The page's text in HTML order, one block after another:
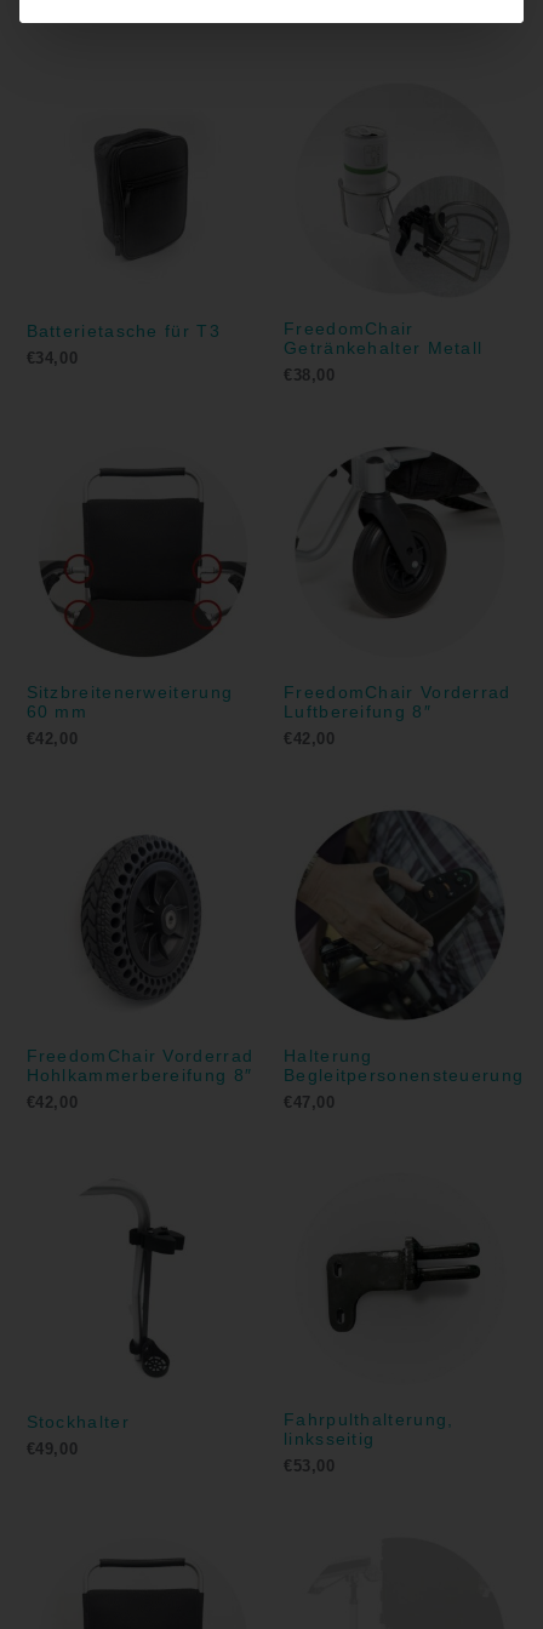
Batterietasche für T3
€34,00
FreedomChair
Getränkehalter Metall
€ 38,00
Sitzbreitenerweiterung
60 mm
€42,00
FreedomChair Vorderrad
Luftbereifung 8″
€42,00
FreedomChair Vorderrad
Hohlkammerbereifung 8″
€42,00
Halterung
Begleitpersonensteuerung
€47,00
Stockhalter
€49,00
Fahrpulthalterung,
linksseitig
€ 53,00